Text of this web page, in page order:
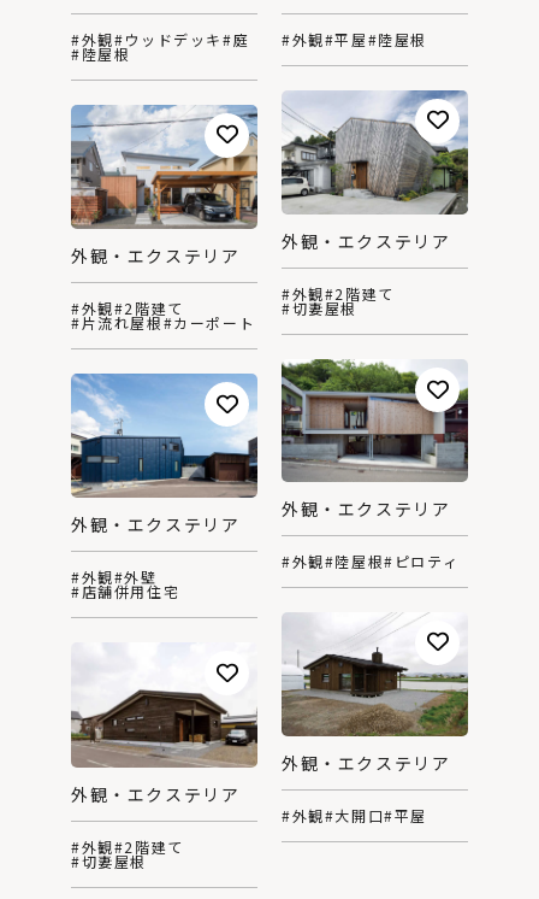
#外観#ウッドデッキ#庭
#陸屋根
#外観#平屋#陸屋根
外観・エクステリア
#外観#2階建て
#切妻屋根
外観・エクステリア
#外観#2階建て
#片流れ屋根#カーポート
外観・エクステリア
#外観#陸屋根#ピロティ
外観・エクステリア
#外観#外壁
#店舗併用住宅
外観・エクステリア
#外観#大開口#平屋
外観・エクステリア
#外観#2階建て
#切妻屋根